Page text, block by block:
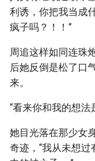
利诱，你把我当成
疯子吗？！！”
周追这样如同连珠
后她反倒是松了口
来。
“看来你和我的想法
她目光落在那少女
奇迹，“我从未想